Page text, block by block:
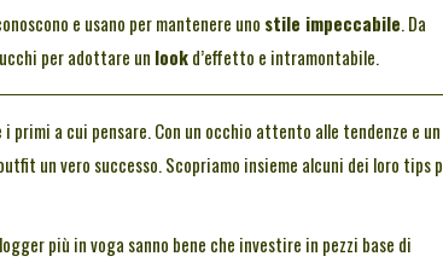
e usano per mantenere uno stile impeccabile. Da
per adottare un lookd’effetto e intramontabile.
primi a cui pensare. Con un occhio attento alle tendenze e un
un vero successo. Scopriamo insieme alcuni dei loro tips
più in voga sanno bene che investire in pezzi base di